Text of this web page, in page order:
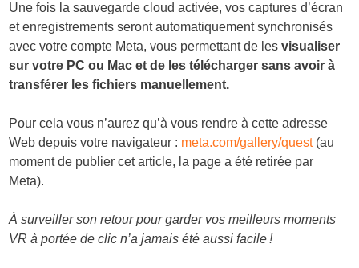
Une fois la sauvegarde cloud activée, vos captures d’écran
et enregistrements seront automatiquement synchronisés
avec votre compte Meta, vous permettant de lesvisualiser
sur votre PC ou Mac et de les télécharger sans avoir à
transférer les fichiers manuellement.
Pour cela vous n’aurez qu’à vous rendre à cette adresse
Web depuis votre navigateur : meta.com/gallery/quest(au
moment de publier cet article, la page a été retirée par
Meta).
À surveiller son retour pour garder vos meilleurs moments
VR à portée de clic n’a jamais été aussi facile !